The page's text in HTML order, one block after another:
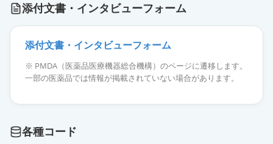
薬価 1764 円
ウゴービ皮下注1.0mg SD
1.0MD
通常出荷
添付文書・インタビューフォーム
添付文書・インタビューフォーム
※ PMDA（医薬品医療機器総合機構）のページに遷移します。
一部の医薬品では情報が掲載されていない場合があります。
各種コード